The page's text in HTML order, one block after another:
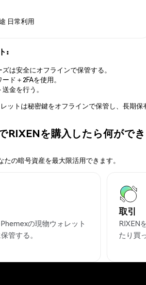
日常利用
:
は安全にオフラインで保管する。
ド＋2FAを使用。
金を行う。
ットは秘密鍵をオフラインで保管し、長期
RIXENを購入したら何がで
たの暗号資産を最大限活用できます。
の現物ウォレット
管する。
取引
RIXEN
たり買